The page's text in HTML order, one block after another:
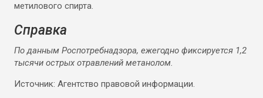
метилового спирта.
Справка
По данным Роспотребнадзора, ежегодно фиксируется 1,2
тысячи острых отравлений метанолом.
Источник: Агентство правовой информации.